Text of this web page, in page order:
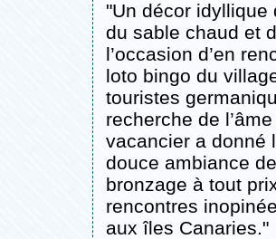
"Un décor idyllique
du sable chaud et
l’occasion d’en
loto bingo du
touristes
recherche de
vacancier a donné
douce ambiance
bronzage à tout
rencontres
aux îles Canaries."